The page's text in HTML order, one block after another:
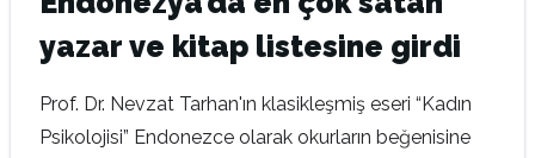
yazar ve kitap listesine girdi
Prof. Dr. Nevzat Tarhan'ın klasikleşmiş eseri “Kadın
Psikolojisi” Endonezce olarak okurların beğenisine